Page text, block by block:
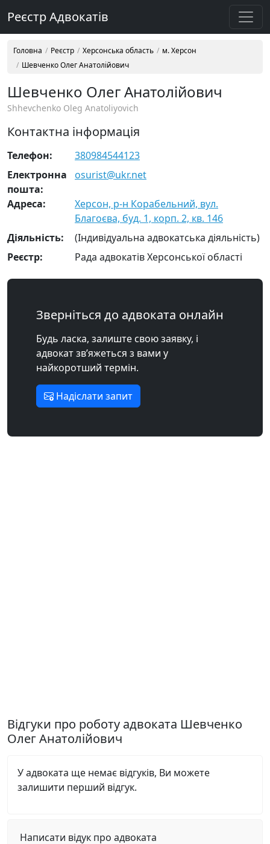
Реєстр Адвокатів
Головна Реєстр Херсонська область
м. Херсон
Шевченко Олег Анатолійович
Шевченко Олег Анатолійович
Shhevchenko Oleg Anatoliyovich
Контактна інформація
Телефон:
380984544123
Електронна
пошта:
osurist@ukr.net
Адреса:
Херсон, р-н Корабельний, вул.
Благоєва, буд. 1, корп. 2, кв. 146
Діяльність:
(Індивідуальна адвокатська діяльність)
Реєстр:
Рада адвокатів Херсонської області
Зверніться до адвоката онлайн
Будь ласка, залиште свою заявку, і
адвокат зв’яжеться з вами у
найкоротший термін.
Надіслати запит
Відгуки про роботу адвоката Шевченко
Олег Анатолійович
У адвоката ще немає відгуків, Ви можете
залишити перший відгук.
Написати відук про адвоката